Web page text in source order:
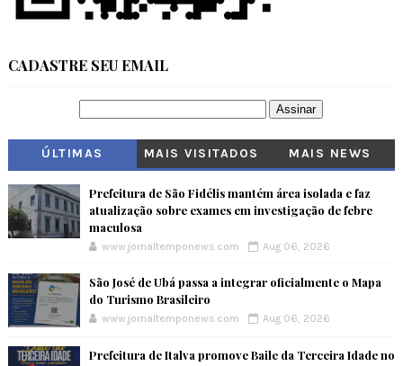
CADASTRE SEU EMAIL
ÚLTIMAS MAIS VISITADOS MAIS NEWS
Prefeitura de São Fidélis mantém área isolada e faz
atualização sobre exames em investigação de febre
maculosa
www.jornaltemponews.com Aug 06, 2026
São José de Ubá passa a integrar oficialmente o Mapa
do Turismo Brasileiro
www.jornaltemponews.com Aug 06, 2026
Prefeitura de Italva promove Baile da Terceira Idade no